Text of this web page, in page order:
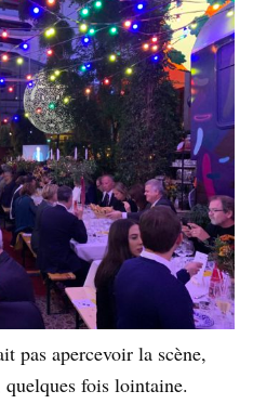
pas apercevoir la scène,
fois lointaine.